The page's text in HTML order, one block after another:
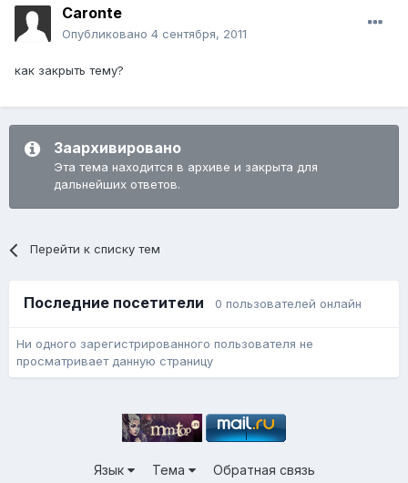
Caronte
Опубликовано 4 сентября, 2011
как закрыть тему?
Заархивировано
Эта тема находится в архиве и закрыта для
дальнейших ответов.
Перейти к списку тем
Последние посетители 0 пользователей онлайн
Ни одного зарегистрированного пользователя не
просматривает данную страницу
Язык Тема Обратная связь